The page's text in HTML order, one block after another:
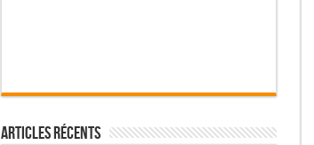
Articles Récents